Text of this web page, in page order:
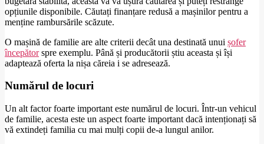
opțiunile disponibile. Căutați finanțare redusă a mașinilor pentru a
menține rambursările scăzute.
O mașină de familie are alte criterii decât una destinată unui șofer
începătorspre exemplu. Până și producătorii știu aceasta și își
adaptează oferta la nișa căreia i se adresează.
Numărul de locuri
Un alt factor foarte important este numărul de locuri. Într-un vehicul
de familie, acesta este un aspect foarte important dacă intenționați să
vă extindeți familia cu mai mulți copii de-a lungul anilor.